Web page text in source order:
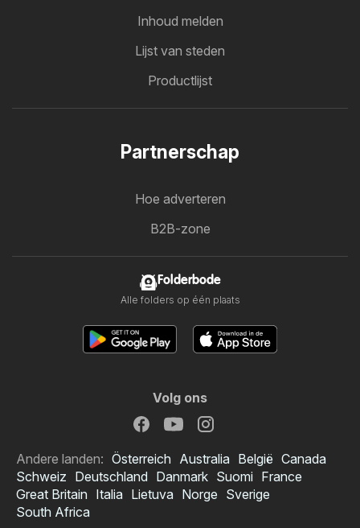
Inhoud melden
Lijst van steden
Productlijst
Partnerschap
Hoe adverteren
B2B-zone
Folderbode
Alle folders op één plaats
Volg ons
Andere landen: Österreich Australia België Canada
Schweiz Deutschland Danmark Suomi France
Great Britain Italia Lietuva Norge Sverige
South Africa